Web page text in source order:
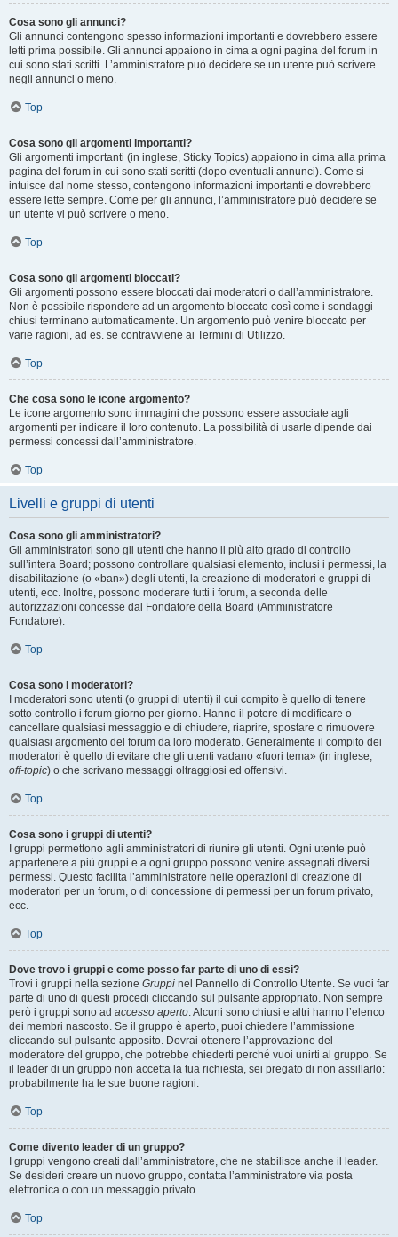
Cosa sono gli annunci?
Gli annunci contengono spesso informazioni importanti e dovrebbero essere
letti prima possibile. Gli annunci appaiono in cima a ogni pagina del forum in
cui sono stati scritti. L’amministratore può decidere se un utente può scrivere
negli annunci o meno.
Top
Cosa sono gli argomenti importanti?
Gli argomenti importanti (in inglese, Sticky Topics) appaiono in cima alla prima
pagina del forum in cui sono stati scritti (dopo eventuali annunci). Come si
intuisce dal nome stesso, contengono informazioni importanti e dovrebbero
essere lette sempre. Come per gli annunci, l’amministratore può decidere se
un utente vi può scrivere o meno.
Top
Cosa sono gli argomenti bloccati?
Gli argomenti possono essere bloccati dai moderatori o dall’amministratore.
Non è possibile rispondere ad un argomento bloccato così come i sondaggi
chiusi terminano automaticamente. Un argomento può venire bloccato per
varie ragioni, ad es. se contravviene ai Termini di Utilizzo.
Top
Che cosa sono le icone argomento?
Le icone argomento sono immagini che possono essere associate agli
argomenti per indicare il loro contenuto. La possibilità di usarle dipende dai
permessi concessi dall’amministratore.
Top
Livelli e gruppi di utenti
Cosa sono gli amministratori?
Gli amministratori sono gli utenti che hanno il più alto grado di controllo
sull’intera Board; possono controllare qualsiasi elemento, inclusi i permessi, la
disabilitazione (o «ban») degli utenti, la creazione di moderatori e gruppi di
utenti, ecc. Inoltre, possono moderare tutti i forum, a seconda delle
autorizzazioni concesse dal Fondatore della Board (Amministratore
Fondatore).
Top
Cosa sono i moderatori?
I moderatori sono utenti (o gruppi di utenti) il cui compito è quello di tenere
sotto controllo i forum giorno per giorno. Hanno il potere di modificare o
cancellare qualsiasi messaggio e di chiudere, riaprire, spostare o rimuovere
qualsiasi argomento del forum da loro moderato. Generalmente il compito dei
moderatori è quello di evitare che gli utenti vadano «fuori tema» (in inglese,
off-topic) o che scrivano messaggi oltraggiosi ed offensivi.
Top
Cosa sono i gruppi di utenti?
I gruppi permettono agli amministratori di riunire gli utenti. Ogni utente può
appartenere a più gruppi e a ogni gruppo possono venire assegnati diversi
permessi. Questo facilita l’amministratore nelle operazioni di creazione di
moderatori per un forum, o di concessione di permessi per un forum privato,
ecc.
Top
Dove trovo i gruppi e come posso far parte di uno di essi?
Trovi i gruppi nella sezione Gruppi nel Pannello di Controllo Utente. Se vuoi far
parte di uno di questi procedi cliccando sul pulsante appropriato. Non sempre
però i gruppi sono ad accesso aperto. Alcuni sono chiusi e altri hanno l’elenco
dei membri nascosto. Se il gruppo è aperto, puoi chiedere l’ammissione
cliccando sul pulsante apposito. Dovrai ottenere l’approvazione del
moderatore del gruppo, che potrebbe chiederti perché vuoi unirti al gruppo. Se
il leader di un gruppo non accetta la tua richiesta, sei pregato di non assillarlo:
probabilmente ha le sue buone ragioni.
Top
Come divento leader di un gruppo?
I gruppi vengono creati dall’amministratore, che ne stabilisce anche il leader.
Se desideri creare un nuovo gruppo, contatta l’amministratore via posta
elettronica o con un messaggio privato.
Top